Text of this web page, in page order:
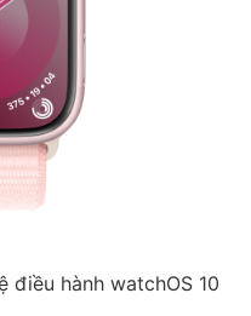
điều hành watchOS 10